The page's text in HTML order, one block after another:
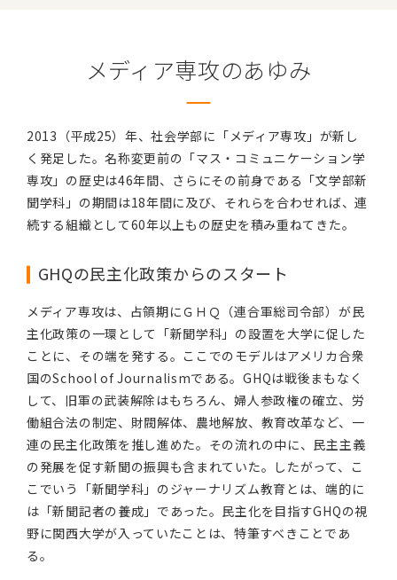
メディア専攻のあゆみ
2013（平成25）年、社会学部に「メディア専攻」が新し
く発足した。名称変更前の「マス・コミュニケーション学
専攻」の歴史は46年間、さらにその前身である「文学部新
聞学科」の期間は18年間に及び、それらを合わせれば、連
続する組織として60年以上もの歴史を積み重ねてきた。
GHQの民主化政策からのスタート
メディア専攻は、占領期にＧＨＱ（連合軍総司令部）が民
主化政策の一環として「新聞学科」の設置を大学に促した
ことに、その端を発する。ここでのモデルはアメリカ合衆
国のSchool of Journalismである。GHQは戦後まもなく
して、旧軍の武装解除はもちろん、婦人参政権の確立、労
働組合法の制定、財閥解体、農地解放、教育改革など、一
連の民主化政策を推し進めた。その流れの中に、民主主義
の発展を促す新聞の振興も含まれていた。したがって、こ
こでいう「新聞学科」のジャーナリズム教育とは、端的に
は「新聞記者の養成」であった。民主化を目指すGHQの視
野に関西大学が入っていたことは、特筆すべきことであ
る。